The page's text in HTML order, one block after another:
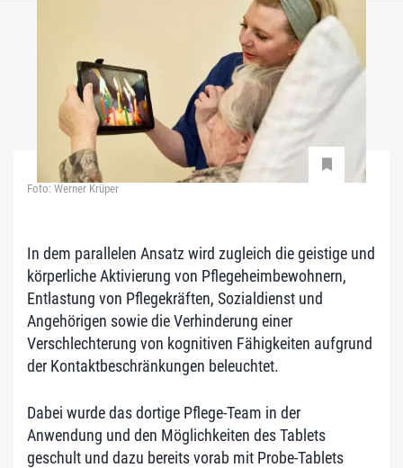
Foto: Werner Krüper
In dem parallelen Ansatz wird zugleich die geistige und
körperliche Aktivierung von Pflegeheimbewohnern,
Entlastung von Pflegekräften, Sozialdienst und
Angehörigen sowie die Verhinderung einer
Verschlechterung von kognitiven Fähigkeiten aufgrund
der Kontaktbeschränkungen beleuchtet.
Dabei wurde das dortige Pflege-Team in der
Anwendung und den Möglichkeiten des Tablets
geschult und dazu bereits vorab mit Probe-Tablets